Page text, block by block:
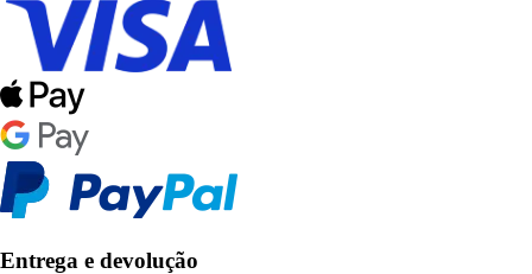
Entrega e devolução